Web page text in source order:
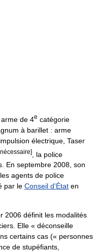
de 4e catégorie
à barillet : arme
électrique, Taser
, la police
En septembre 2008, son
agents de police
par le Conseil d'État en
2006 définit les modalités
Elle « déconseille
certains cas (« personnes
de stupéfiants,